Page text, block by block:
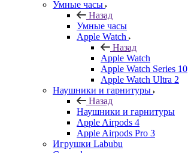
Умные часы
Назад
Умные часы
Apple Watch
Назад
Apple Watch
Apple Watch Series 10
Apple Watch Ultra 2
Наушники и гарнитуры
Назад
Наушники и гарнитуры
Apple Airpods 4
Apple Airpods Pro 3
Игрушки Labubu